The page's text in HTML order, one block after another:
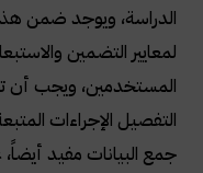
الدراسة، ويوجد ضمن
لمعايير التضمين
المستخدمين، ويجب أن
التفصيل الإجراءات
جمع البيانات مفيد